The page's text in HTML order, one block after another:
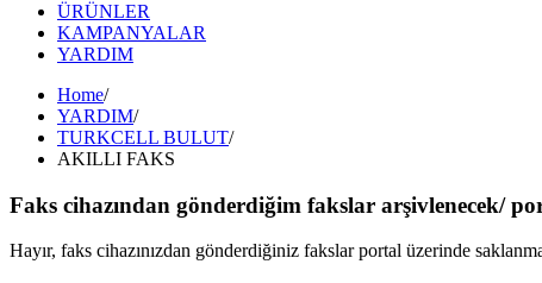
ÜRÜNLER
KAMPANYALAR
YARDIM
Home/
YARDIM/
TURKCELL BULUT/
AKILLI FAKS
Faks cihazından gönderdiğim fakslar arşivlenecek/
Hayır, faks cihazınızdan gönderdiğiniz fakslar portal üzerinde